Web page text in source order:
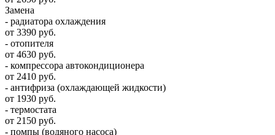
Замена
- радиатора охлаждения
от 3390 руб.
- отопителя
от 4630 руб.
- компрессора автокондиционера
от 2410 руб.
- антифриза (охлаждающей жидкости)
от 1930 руб.
- термостата
от 2150 руб.
- помпы (водяного насоса)